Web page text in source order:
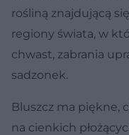
rośliną znajdującą
regiony świata, w
chwast, zabrania
sadzonek.
Bluszcz ma piękne,
na cienkich